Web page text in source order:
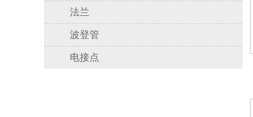
法兰
波登管
电接点